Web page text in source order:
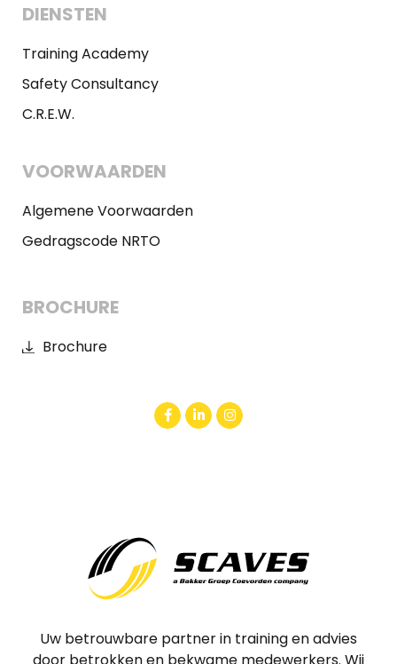
DIENSTEN
Training Academy
Safety Consultancy
C.R.E.W.
VOORWAARDEN
Algemene Voorwaarden
Gedragscode NRTO
BROCHURE
Brochure
Uw betrouwbare partner in training en advies
door betrokken en bekwame medewerkers. Wij